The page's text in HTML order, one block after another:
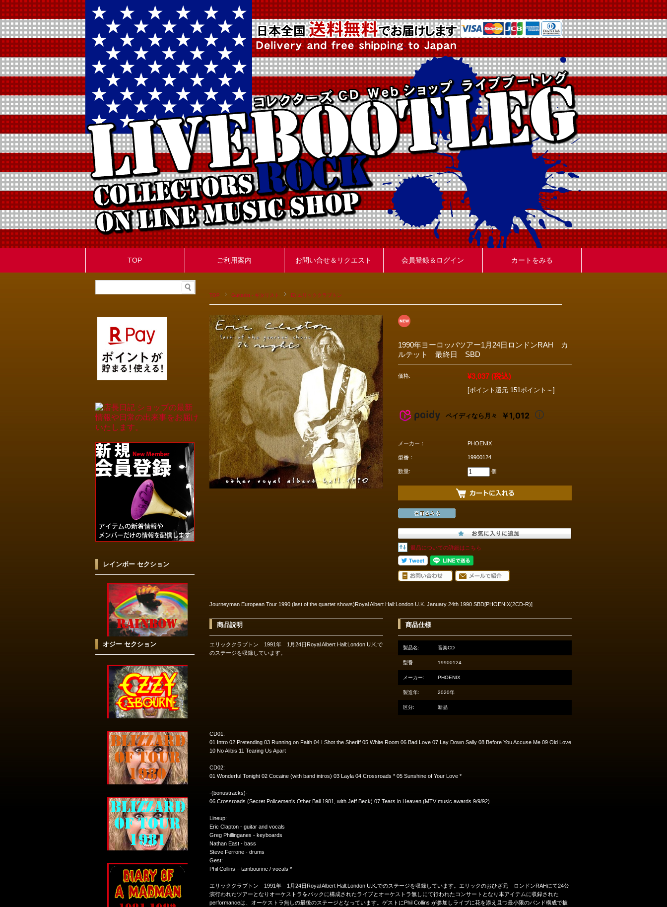
TOP ご利用案内 お問い合せ＆リクエスト 会員登録＆ログイン カートをみる
TOP Guitarist - ギタリスト E) エリッククラプトン
1990年ヨーロッパツアー1月24日ロンドンRAH カ
ルテット 最終日 SBD
価格: ¥3,037 (税込)
[ポイント還元 151ポイント～]
ペイディなら月々 ￥1,012
メーカー： PHOENIX
型番： 19900124
数量: 個
返品についての詳細はこちら
Journeyman European Tour 1990 (last of the quartet shows)Royal Albert Hall:London U.K. January 24th 1990 SBD[PHOENIX(2CD-R)]
商品説明
エリッククラプトン 1991年 1月24日Royal Albert Hall:London U.K.で
のステージを収録しています。
商品仕様
製品名: 音楽CD
型番: 19900124
メーカー: PHOENIX
製造年: 2020年
区分: 新品
CD01:
01 Intro 02 Pretending 03 Running on Faith 04 I Shot the Sheriff 05 White Room 06 Bad Love 07 Lay Down Sally 08 Before You Accuse Me 09 Old Love
10 No Alibis 11 Tearing Us Apart
CD02:
01 Wonderful Tonight 02 Cocaine (with band intros) 03 Layla 04 Crossroads * 05 Sunshine of Your Love *
-(bonustracks)-
06 Crossroads (Secret Policemen's Other Ball 1981, with Jeff Beck) 07 Tears in Heaven (MTV music awards 9/9/92)
Lineup:
Eric Clapton - guitar and vocals
Greg Phillinganes - keyboards
Nathan East - bass
Steve Ferrone - drums
Gest:
Phil Collins – tambourine / vocals *
エリッククラプトン 1991年 1月24日Royal Albert Hall:London U.K.でのステージを収録しています。エリックのおひざ元 ロンドンRAHにて24公
演行われたツアーとなりオーケストラをバックに構成されたライブとオーケストラ無しにて行われたコンサートとなり本アイテムに収録された
performanceは、オーケストラ無しの最後のステージとなっています。ゲストにPhil Collins が参加しライブに花を添え且つ最小限のバンド構成で披
レインボー セクション
オジー セクション